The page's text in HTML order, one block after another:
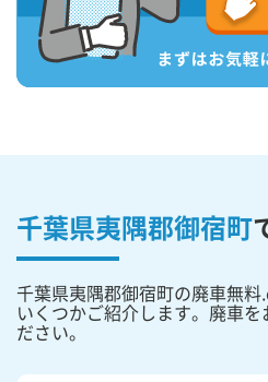
千葉県夷隅郡御宿町
千葉県夷隅郡御宿町の廃車無
いくつかご紹介します。廃車
ださい。